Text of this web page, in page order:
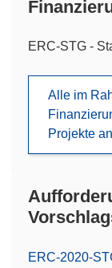
ERC-STG -
Alle im
Projekte
(öffnet
ERC-2020-